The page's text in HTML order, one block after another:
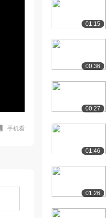
手机看
01:15
00:36
00:27
01:46
01:26